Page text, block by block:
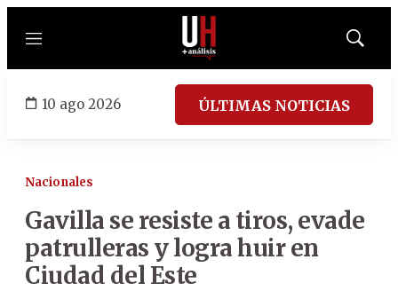
Menú
Mostrar
10 ago 2026 ÚLTIMAS NOTICIAS
Nacionales
Gavilla se resiste a tiros, evade
patrulleras y logra huir en
Ciudad del Este